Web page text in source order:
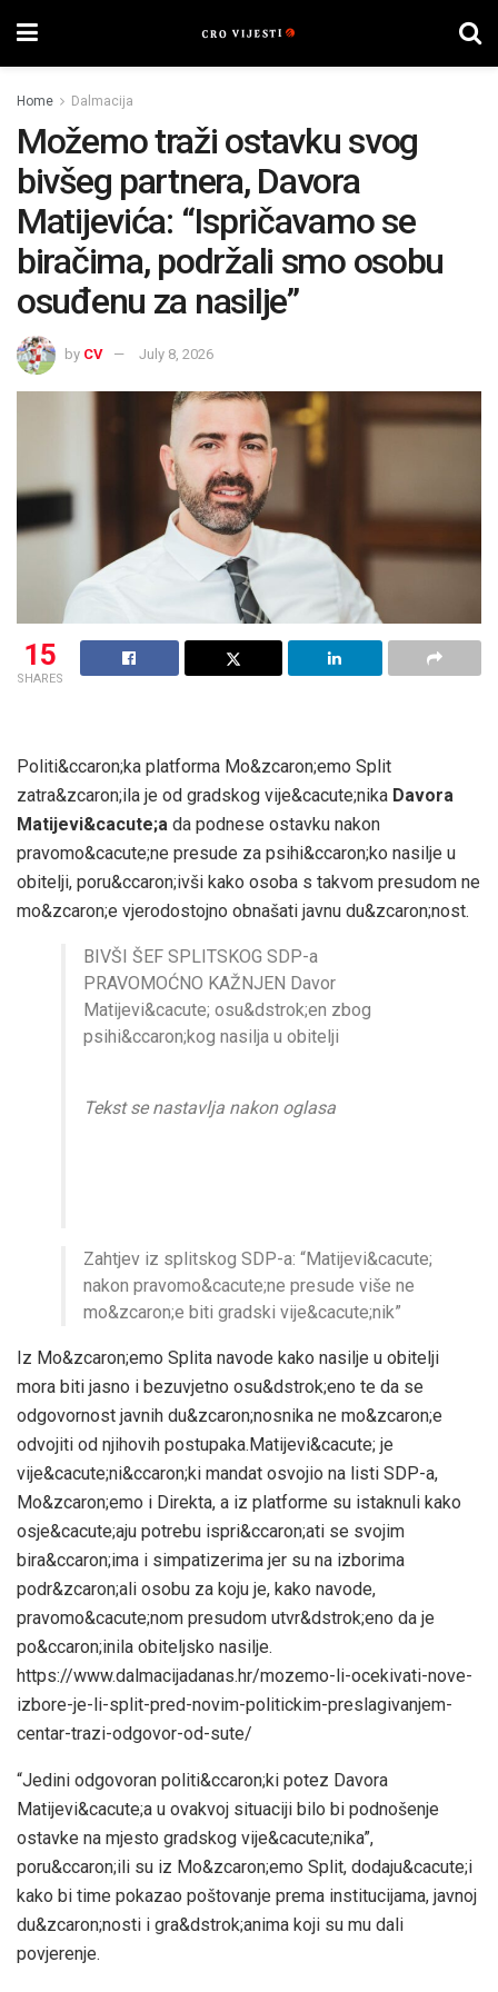
Home Dalmacija
Možemo traži ostavku svog
bivšeg partnera, Davora
Matijevića: “Ispričavamo se
biračima, podržali smo osobu
osuđenu za nasilje”
by CV July 8, 2026
15
SHARES
Politi&ccaron;ka platforma Mo&zcaron;emo Split
zatra&zcaron;ila je od gradskog vije&cacute;nika Davora
Matijevi&cacute;a da podnese ostavku nakon
pravomo&cacute;ne presude za psihi&ccaron;ko nasilje u
obitelji, poru&ccaron;ivši kako osoba s takvom presudom ne
mo&zcaron;e vjerodostojno obnašati javnu du&zcaron;nost.
BIVŠI ŠEF SPLITSKOG SDP-a
PRAVOMOĆNO KAŽNJEN Davor
Matijevi&cacute; osu&dstrok;en zbog
psihi&ccaron;kog nasilja u obitelji
Tekst se nastavlja nakon oglasa
Zahtjev iz splitskog SDP-a: “Matijevi&cacute;
nakon pravomo&cacute;ne presude više ne
mo&zcaron;e biti gradski vije&cacute;nik”
Iz Mo&zcaron;emo Splita navode kako nasilje u obitelji
mora biti jasno i bezuvjetno osu&dstrok;eno te da se
odgovornost javnih du&zcaron;nosnika ne mo&zcaron;e
odvojiti od njihovih postupaka.Matijevi&cacute; je
vije&cacute;ni&ccaron;ki mandat osvojio na listi SDP-a,
Mo&zcaron;emo i Direkta, a iz platforme su istaknuli kako
osje&cacute;aju potrebu ispri&ccaron;ati se svojim
bira&ccaron;ima i simpatizerima jer su na izborima
podr&zcaron;ali osobu za koju je, kako navode,
pravomo&cacute;nom presudom utvr&dstrok;eno da je
po&ccaron;inila obiteljsko nasilje.
https://www.dalmacijadanas.hr/mozemo-li-ocekivati-nove-
izbore-je-li-split-pred-novim-politickim-preslagivanjem-
centar-trazi-odgovor-od-sute/
“Jedini odgovoran politi&ccaron;ki potez Davora
Matijevi&cacute;a u ovakvoj situaciji bilo bi podnošenje
ostavke na mjesto gradskog vije&cacute;nika”,
poru&ccaron;ili su iz Mo&zcaron;emo Split, dodaju&cacute;i
kako bi time pokazao poštovanje prema institucijama, javnoj
du&zcaron;nosti i gra&dstrok;anima koji su mu dali
povjerenje.